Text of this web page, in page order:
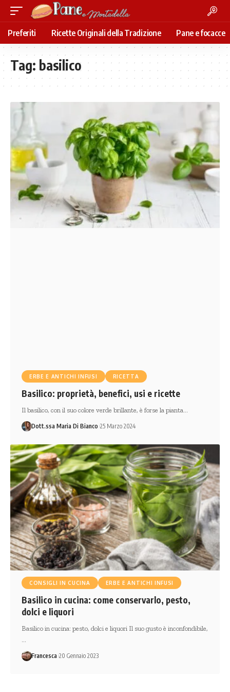
Preferiti Ricette Originali della Tradizione Pane e focacce
Tag: basilico
ERBE E ANTICHI INFUSI RICETTA
Basilico: proprietà, benefici, usi e ricette
Il basilico, con il suo colore verde brillante, è forse la pianta…
Dott.ssa Maria Di Bianco 25 Marzo 2024
CONSIGLI IN CUCINA ERBE E ANTICHI INFUSI
Basilico in cucina: come conservarlo, pesto,
dolci e liquori
Basilico in cucina: pesto, dolci e liquori Il suo gusto è inconfondibile,
Francesca 20 Gennaio 2023